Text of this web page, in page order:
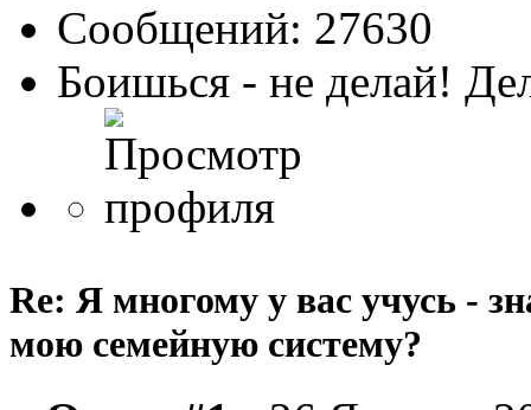
Сообщений: 27630
Боишься - не делай!
Re: Я многому у вас учусь -
мою семейную систему?